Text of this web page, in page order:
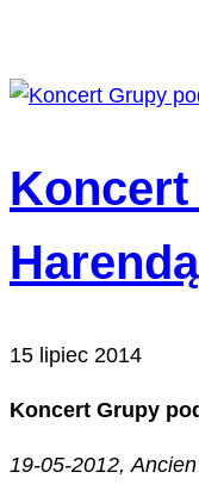
Harendą
15 lipiec 2014
Koncert Grupy
19-05-2012,